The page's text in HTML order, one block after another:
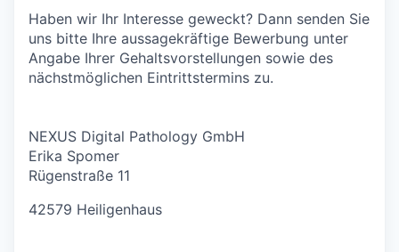
Haben wir Ihr Interesse geweckt? Dann senden Sie
uns bitte Ihre aussagekräftige Bewerbung unter
Angabe Ihrer Gehaltsvorstellungen sowie des
nächstmöglichen Eintrittstermins zu.
NEXUS Digital Pathology GmbH
Erika Spomer
Rügenstraße 11
42579 Heiligenhaus